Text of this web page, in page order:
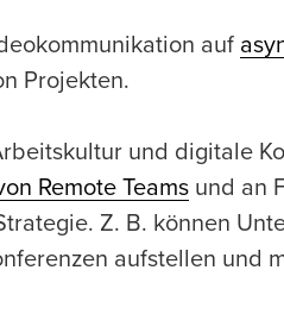
auf
Projekten.
und digitale
Remote Teams und an
Z. B. können
aufstellen und